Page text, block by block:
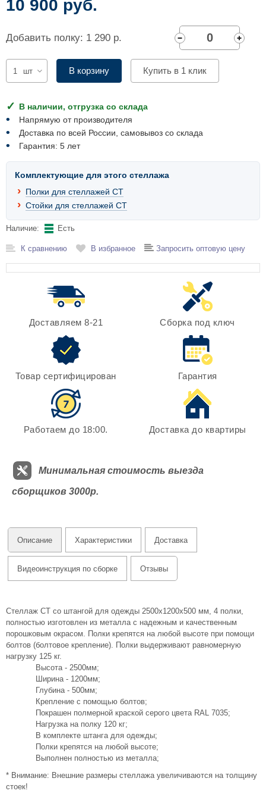
10 900 руб.
Добавить полку: 1 290 р.
шт В корзину Купить в 1 клик
В наличии, отгрузка со склада
Напрямую от производителя
Доставка по всей России, самовывоз со склада
Гарантия: 5 лет
Комплектующие для этого стеллажа
Полки для стеллажей СТ
Стойки для стеллажей СТ
Наличие: Есть
К сравнению В избранное Запросить оптовую цену
Доставляем 8-21 Сборка под ключ
Товар сертифицирован Гарантия
Работаем до 18:00. Доставка до квартиры
Минимальная стоимость выезда
сборщиков 3000р.
Описание Характеристики Доставка
Видеоинструкция по сборке Отзывы
Стеллаж СТ со штангой для одежды 2500х1200х500 мм, 4 полки,
полностью изготовлен из металла с надежным и качественным
порошковым окрасом. Полки крепятся на любой высоте при помощи
болтов (болтовое крепление). Полки выдерживают равномерную
нагрузку 125 кг.
Высота - 2500мм;
Ширина - 1200мм;
Глубина - 500мм;
Крепление с помощью болтов;
Покрашен полмерной краской серого цвета RAL 7035;
Нагрузка на полку 120 кг;
В комплекте штанга для одежды;
Полки крепятся на любой высоте;
Выполнен полностью из металла;
* Внимание: Внешние размеры стеллажа увеличиваются на толщину
стоек!
Комплектующие для шкафов